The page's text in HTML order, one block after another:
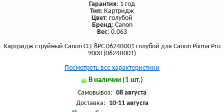
Гарантия: 1 год
Тип: Картридж
Цвет: голубой
Бренд: Canon
Вес: 0.063
Картридж струйный Canon CLI-8PC 0624B001 голубой для Canon Pixma Pro
9000 (0624B001)
Посмотреть все характеристики
В наличии (1 шт.)
Самовывоз: 08 августа
Доставка: 10-11 августа